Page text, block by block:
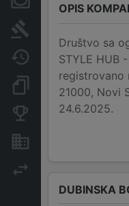
Javne nabavke
Dokumenti i objave
Konkurentske
OPIS
Društvo sa
STYLE HUB
registrovano
21000, Novi
24.6.2025.
DUBINSKA